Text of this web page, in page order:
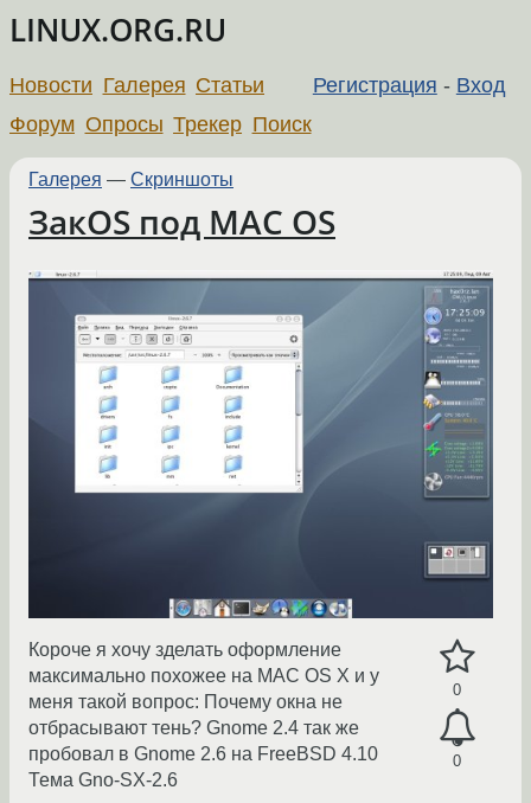
LINUX.ORG.RU
Регистрация - Вход
Новости Галерея Статьи
Форум Опросы Трекер Поиск
Галерея — Скриншоты
ЗакOS под MAC OS
0
0
Короче я хочу зделать оформление
максимально похожее на MAC OS X и у
меня такой вопрос: Почему окна не
отбрасывают тень? Gnome 2.4 так же
пробовал в Gnome 2.6 на FreeBSD 4.10
Тема Gno-SX-2.6